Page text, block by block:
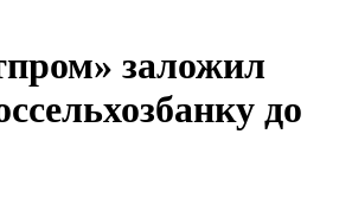
заложил
до